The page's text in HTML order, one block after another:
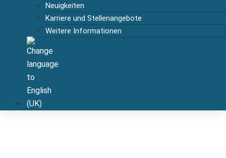
Neuigkeiten
Karriere und Stellenangebote
Weitere Informationen